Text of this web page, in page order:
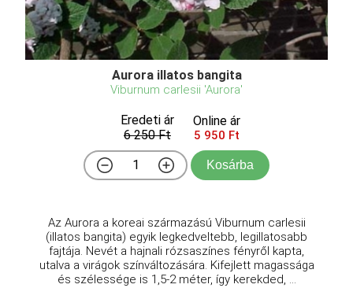
Aurora illatos bangita
Viburnum carlesii 'Aurora'
Eredeti ár
6 250 Ft
Online ár
5 950 Ft
Kosárba
Az Aurora a koreai származású Viburnum carlesii
(illatos bangita) egyik legkedveltebb, legillatosabb
fajtája. Nevét a hajnali rózsaszínes fényről kapta,
utalva a virágok színváltozására. Kifejlett magassága
és szélessége is 1,5-2 méter, így kerekded, ...